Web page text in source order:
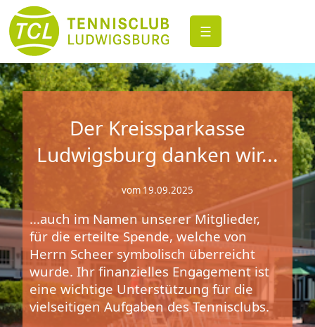
☰
Der Kreissparkasse
Ludwigsburg danken wir...
vom 19.09.2025
...auch im Namen unserer Mitglieder,
für die erteilte Spende, welche von
Herrn Scheer symbolisch überreicht
wurde. Ihr finanzielles Engagement ist
eine wichtige Unterstützung für die
vielseitigen Aufgaben des Tennisclubs.